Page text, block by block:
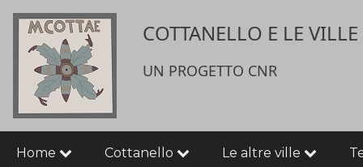
Salta
contenuto
principale
User
account
menu
COTTANELLO E LE
UN PROGETTO CNR
Main
Home Cottanello Le altre ville